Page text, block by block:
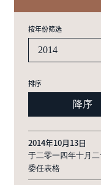
按年份筛选
2014
排序
降序
2014年10月13日
于二零一四年十月
委任表格